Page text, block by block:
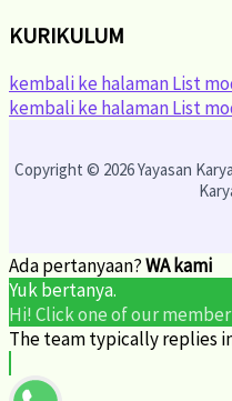
KURIKULUM
kembali ke halaman List
kembali ke halaman List
Copyright © 2026 Yayasan
Ada pertanyaan?WA kami
Yuk bertanya.
Hi! Click one of our
The team typically replies